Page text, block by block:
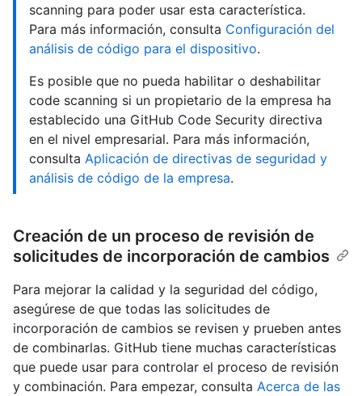
scanning para poder usar esta característica.
Para más información, consulta Configuración del
análisis de código para el dispositivo.
Es posible que no pueda habilitar o deshabilitar
code scanning si un propietario de la empresa ha
establecido una GitHub Code Security directiva
en el nivel empresarial. Para más información,
consulta Aplicación de directivas de seguridad y
análisis de código de la empresa.
Creación de un proceso de revisión de
solicitudes de incorporación de cambios
Para mejorar la calidad y la seguridad del código,
asegúrese de que todas las solicitudes de
incorporación de cambios se revisen y prueben antes
de combinarlas. GitHub tiene muchas características
que puede usar para controlar el proceso de revisión
y combinación. Para empezar, consulta Acerca de las